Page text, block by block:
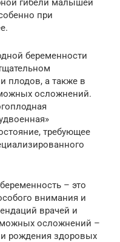
гибели малышей
при
беременности
плодов, а также в
осложнений.
требующее
– это
внимания и
врачей и
осложнений –
рождения здоровых